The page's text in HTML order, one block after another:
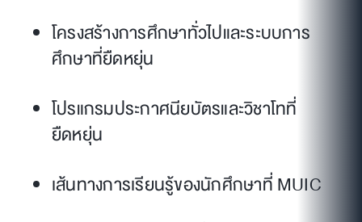
โครงสร้างการศึกษาทั่วไปและระบบการ
ศึกษาที่ยืดหยุ่น
โปรแกรมประกาศนียบัตรและวิชาโทที่
ยืดหยุ่น
เส้นทางการเรียนรู้ของนักศึกษาที่ MUIC